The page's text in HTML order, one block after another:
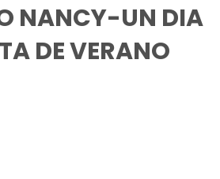
NANCY-UN DIA
DE VERANO